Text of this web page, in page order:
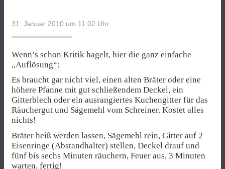
31. Januar 2010 um 11:02 Uhr
Wenn’s schon Kritik hagelt, hier die ganz einfache
„Auflösung“:
Es braucht gar nicht viel, einen alten Bräter oder eine
höhere Pfanne mit gut schließendem Deckel, ein
Gitterblech oder ein ausrangiertes Kuchengitter für das
Räuchergut und Sägemehl vom Schreiner. Kostet alles
nichts!
Bräter heiß werden lassen, Sägemehl rein, Gitter auf 2
Eisenringe (Abstandhalter) stellen, Deckel drauf und
fünf bis sechs Minuten räuchern, Feuer aus, 3 Minuten
warten, fertig!